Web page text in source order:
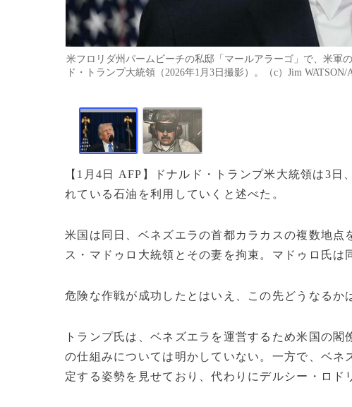
米フロリダ州パームビーチの私邸「マールアラーゴ」で、米軍
ド・トランプ大統領（2026年1月3日撮影）。（c）Jim WATSON/
【1月4日 AFP】ドナルド・トランプ米大統領は3
れている石油を利用していくと述べた。
米国は同日、ベネズエラの首都カラカスの複数地
ス・マドゥロ大統領とその妻を拘束。マドゥロ氏は
危険な作戦が成功したとはいえ、この先どうなるか
トランプ氏は、ベネズエラを運営するため米国の
の仕組みについては明かしていない。一方で、ベ
定する姿勢を見せており、代わりにデルシー・ロド